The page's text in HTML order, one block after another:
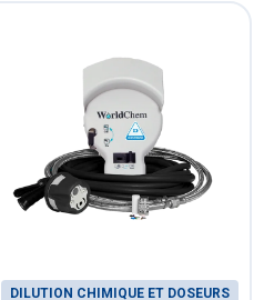
DILUTION CHIMIQUE ET DOSEURS